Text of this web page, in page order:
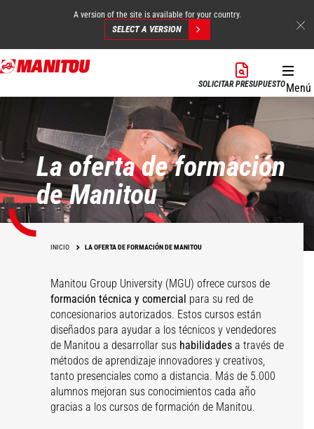
Pasar
al
A version of the site is available for your country.
SELECT A VERSION
SOLICITAR PRESUPUESTOMenú
La oferta de formación
de Manitou
INICIO LA OFERTA DE FORMACIÓN DE MANITOU
Manitou Group University (MGU) ofrece cursos de
formación técnica y comercial para su red de
concesionarios autorizados. Estos cursos están
diseñados para ayudar a los técnicos y vendedores
de Manitou a desarrollar sus habilidades a través de
métodos de aprendizaje innovadores y creativos,
tanto presenciales como a distancia. Más de 5.000
alumnos mejoran sus conocimientos cada año
gracias a los cursos de formación de Manitou.